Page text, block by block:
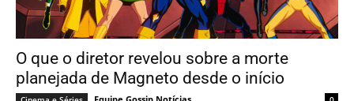
O que o diretor revelou sobre a morte
planejada de Magneto desde o início